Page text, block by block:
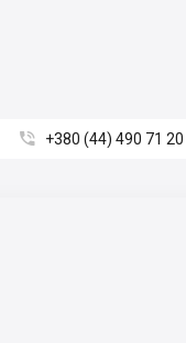
 +380 (44) 490 71 20